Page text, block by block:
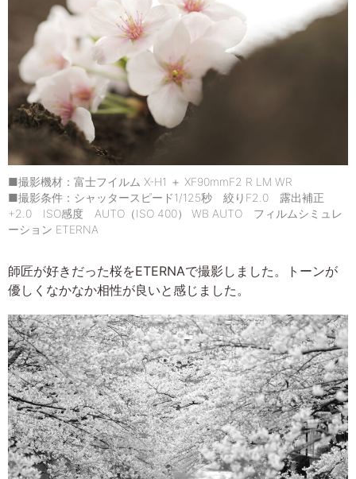
■撮影機材：富士フイルム X-H1 ＋ XF90mmF2 R LM WR
■撮影条件：シャッタースピード1/125秒 絞りF2.0 露出補正
+2.0 ISO感度 AUTO（ISO 400） WB AUTO フィルムシミュレ
ーション ETERNA
師匠が好きだった桜をETERNAで撮影しました。トーンが
優しくなかなか相性が良いと感じました。